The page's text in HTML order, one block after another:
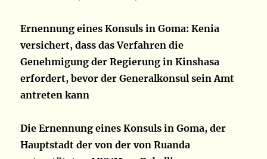
Ernennung eines Konsuls in Goma: Kenia
versichert, dass das Verfahren die
Genehmigung der Regierung in Kinshasa
erfordert, bevor der Generalkonsul sein Amt
antreten kann
Die Ernennung eines Konsuls in Goma, der
Hauptstadt der von der von Ruanda